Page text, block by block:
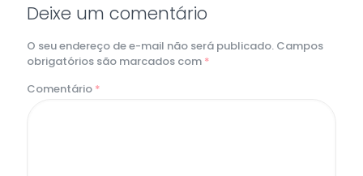
Deixe um comentário
O seu endereço de e-mail não será publicado. Campos
obrigatórios são marcados com *
Comentário *